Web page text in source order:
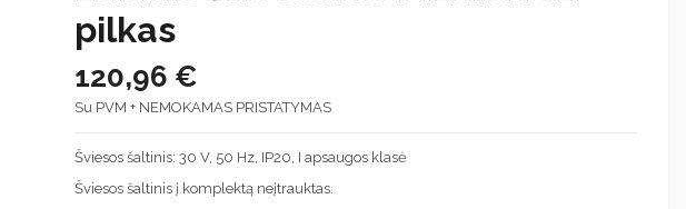
pilkas
120,96 €
Su PVM + NEMOKAMAS PRISTATYMAS
Šviesos šaltinis: 30 V, 50 Hz, IP20, I apsaugos klasė
Šviesos šaltinis į komplektą neįtrauktas.